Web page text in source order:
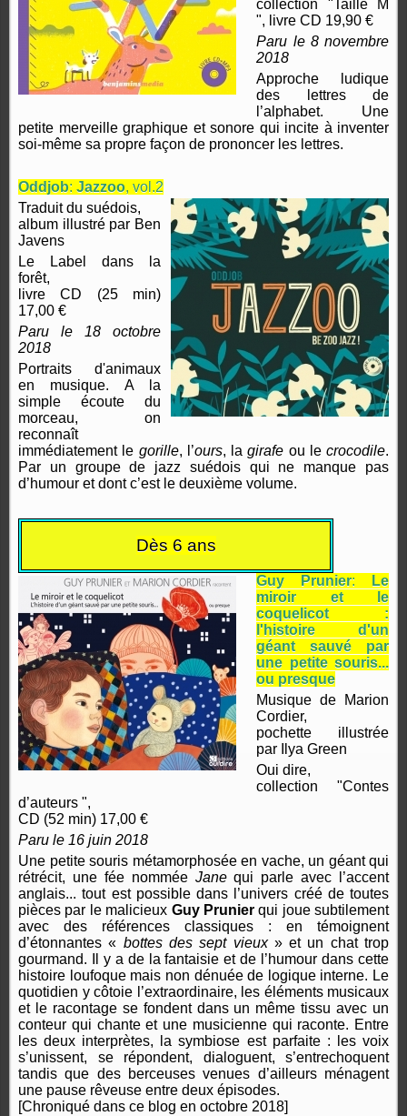
collection "Taille M
", livre CD 19,90 €
Paru le 8 novembre
2018
Approche ludique
des lettres de
l’alphabet. Une
petite merveille graphique et sonore qui incite à inventer
soi-même sa propre façon de prononcer les lettres.
Oddjob: Jazzoo, vol.2
Traduit du suédois,
album illustré par Ben
Javens
Le Label dans la
forêt,
livre CD (25 min)
17,00 €
Paru le 18 octobre
2018
Portraits d'animaux
en musique. A la
simple écoute du
morceau, on
reconnaît
immédiatement le gorille, l’ours, lagirafe ou le crocodile.
Par un groupe de jazz suédois qui ne manque pas
d’humour et dont c’est le deuxième volume.
Dès 6 ans
Guy Prunier:
Le
miroir et le
coquelicot :
l'histoire d'un
géant sauvé par
une petite souris...
ou presque
Musique de Marion
Cordier,
pochette illustrée
par Ilya Green
Oui dire,
collection "Contes
d’auteurs ",
CD (52 min) 17,00 €
Paru le 16 juin 2018
Une petite souris métamorphosée en vache, un géant qui
rétrécit, une fée nommée Janequi parle avec l’accent
anglais... tout est possible dans l’univers créé de toutes
pièces par le malicieux Guy Prunierqui joue subtilement
avec des références classiques : en témoignent
d’étonnantes « bottes des sept vieux» et un chat trop
gourmand. Il y a de la fantaisie et de l’humour dans cette
histoire loufoque mais non dénuée de logique interne. Le
quotidien y côtoie l’extraordinaire, les éléments musicaux
et le racontage se fondent dans un même tissu avec un
conteur qui chante et une musicienne qui raconte. Entre
les deux interprètes, la symbiose est parfaite : les voix
s’unissent, se répondent, dialoguent, s’entrechoquent
tandis que des berceuses venues d’ailleurs ménagent
une pause rêveuse entre deux épisodes.
[Chroniqué dans ce blog en octobre 2018]